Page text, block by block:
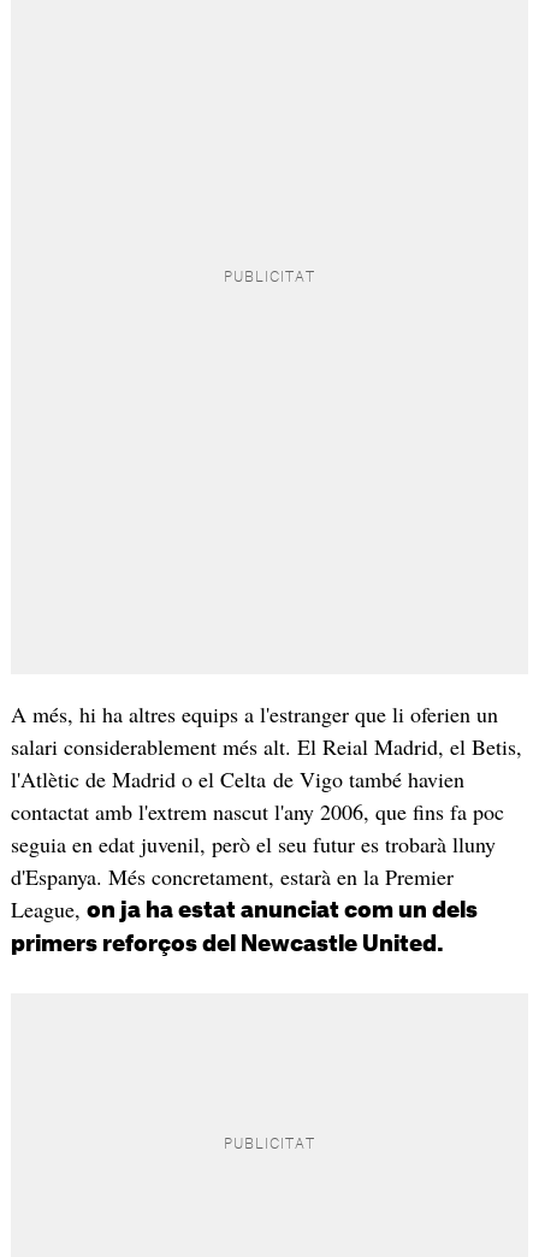
A més, hi ha altres equips a l'estranger que li oferien un
salari considerablement més alt. El Reial Madrid, el Betis,
l'Atlètic de Madrid o el Celta de Vigo també havien
contactat amb l'extrem nascut l'any 2006, que fins fa poc
seguia en edat juvenil, però el seu futur es trobarà lluny
d'Espanya. Més concretament, estarà en la Premier
League, on ja ha estat anunciat com un dels
primers reforços del Newcastle United.